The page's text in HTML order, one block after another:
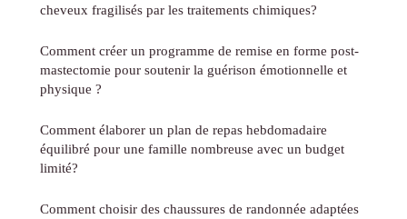
cheveux fragilisés par les traitements chimiques?
Comment créer un programme de remise en forme post-
mastectomie pour soutenir la guérison émotionnelle et
physique ?
Comment élaborer un plan de repas hebdomadaire
équilibré pour une famille nombreuse avec un budget
limité?
Comment choisir des chaussures de randonnée adaptées